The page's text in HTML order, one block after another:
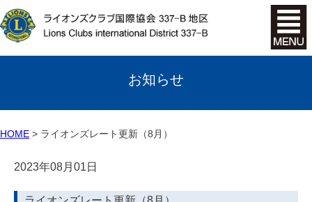
お知らせ
HOME ライオンズレート更新（8月）
2023年08月01日